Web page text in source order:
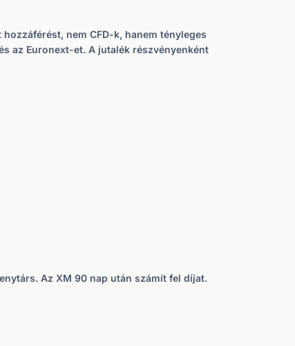
nem CFD-k, hanem tényleges
az Euronext-et. A jutalék részvényenként
Az XM 90 nap után számít fel díjat.